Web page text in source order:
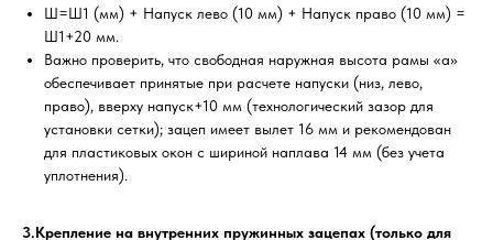
Ш=Ш1 (мм) + Напуск лево (10 мм) + Напуск право (10 мм) =
Ш1+20 мм.
Важно проверить, что свободная наружная высота рамы «а»
обеспечивает принятые при расчете напуски (низ, лево,
право), вверху напуск+10 мм (технологический зазор для
установки сетки); зацеп имеет вылет 16 мм и рекомендован
для пластиковых окон с шириной наплава 14 мм (без учета
уплотнения).
3.Крепление на внутренних пружинных зацепах (только для